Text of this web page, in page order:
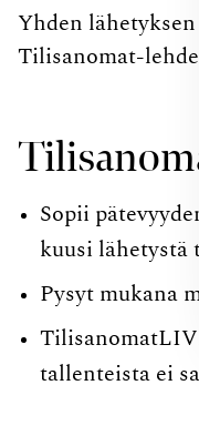
Yhden
Tilisanomat-​
Sopii
kuusi lähetystä
Pysyt mukana
tallenteista ei